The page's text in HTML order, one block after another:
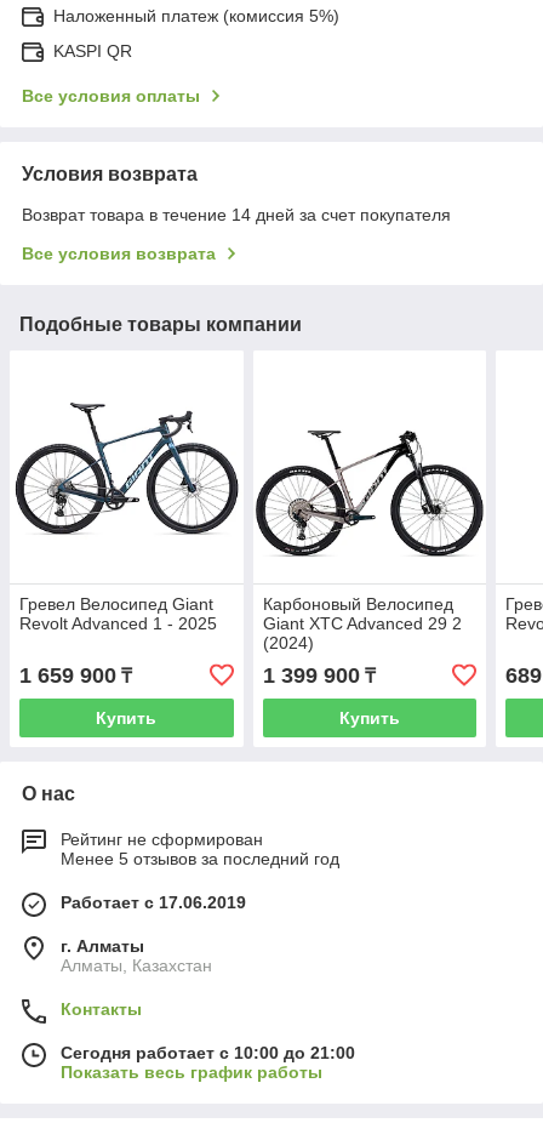
Наложенный платеж (комиссия 5%)
KASPI QR
Все условия оплаты
Условия возврата
Возврат товара в течение 14 дней за счет покупателя
Все условия возврата
Подобные товары компании
Гревел Велосипед Giant
Revolt Advanced 1 - 2025
1 659 900 ₸
Купить
Карбоновый Велосипед
Giant XTC Advanced 29 2
(2024)
1 399 900₸
Купить
О нас
Рейтинг не сформирован
Менее 5 отзывов за последний год
Работает с 17.06.2019
г. Алматы
Алматы, Казахстан
Контакты
Сегодня работает с 10:00 до 21:00
Показать весь график работы